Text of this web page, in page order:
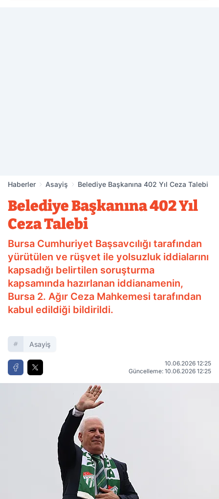
Haberler Asayiş Belediye Başkanına 402 Yıl Ceza Talebi
Belediye Başkanına 402 Yıl
Ceza Talebi
Bursa Cumhuriyet Başsavcılığı tarafından
yürütülen ve rüşvet ile yolsuzluk iddialarını
kapsadığı belirtilen soruşturma
kapsamında hazırlanan iddianamenin,
Bursa 2. Ağır Ceza Mahkemesi tarafından
kabul edildiği bildirildi.
Asayiş
10.06.2026 12:25
Güncelleme: 10.06.2026 12:25